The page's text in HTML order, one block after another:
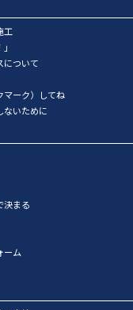
工
について
マーク）してね
ないために
決まる
ーム